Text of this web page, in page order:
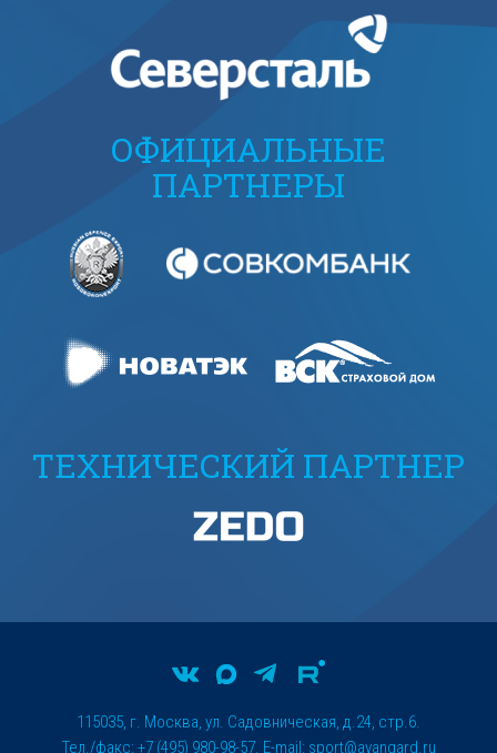
ОФИЦИАЛЬНЫЕ
ПАРТНЕРЫ
ТЕХНИЧЕСКИЙ ПАРТНЕР
115035, г. Москва, ул. Садовническая, д.24, стр.6.
Тел./факс: +7 (495) 980-98-57. E-mail: sport@avangard.ru